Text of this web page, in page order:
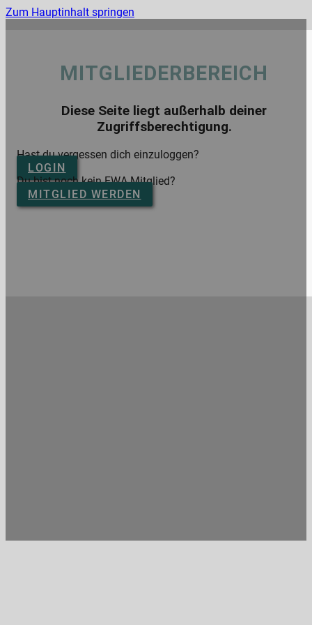
Zum Hauptinhalt springen
MITGLIEDERBEREICH
Diese Seite liegt außerhalb deiner
Zugriffsberechtigung.
Hast du vergessen dich einzuloggen?
LOGIN
Du bist noch kein EWA Mitglied?
MITGLIED WERDEN